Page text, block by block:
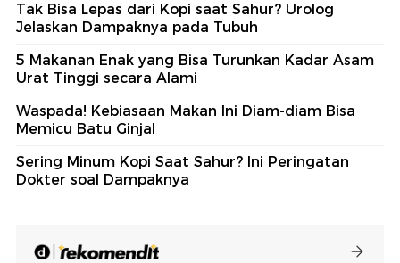
Tak Bisa Lepas dari Kopi saat Sahur? Urolog
Jelaskan Dampaknya pada Tubuh
5 Makanan Enak yang Bisa Turunkan Kadar Asam
Urat Tinggi secara Alami
Waspada! Kebiasaan Makan Ini Diam-diam Bisa
Memicu Batu Ginjal
Sering Minum Kopi Saat Sahur? Ini Peringatan
Dokter soal Dampaknya